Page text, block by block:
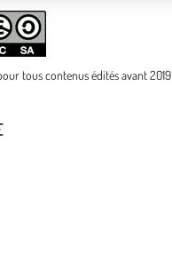
tous contenus édités avant 2019